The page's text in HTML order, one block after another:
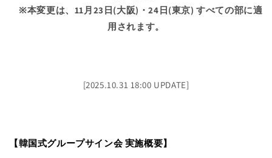
※本変更は、11月23日(大阪)・24日(東京) すべての部に適
用されます。
[2025.10.31 18:00 UPDATE]
【韓国式グループサイン会 実施概要】